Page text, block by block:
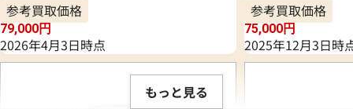
参考買取価格
79,000円
2026年4月3日時点
参考買取価格
75,000円
2025年12月3日時
もっと見る